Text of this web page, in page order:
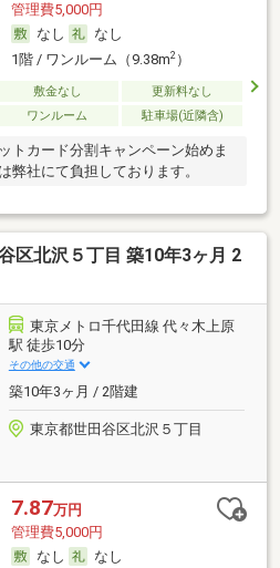
管理費5,000円
なし
なし
1階 / ワンルーム（9.38m2）
敷金なし
更新料なし
ワンルーム 駐車場(近隣含)
トカード分割キャンペーン始めま
弊社にて負担しております。
区北沢５丁目 築10年3ヶ月 2
東京メトロ千代田線 代々木上原
駅 徒歩10分
その他の交通
築10年3ヶ月 / 2階建
東京都世田谷区北沢５丁目
7.87万円
管理費5,000円
なし
なし